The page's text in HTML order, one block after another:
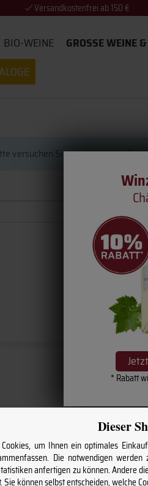
* Rabatt
Versandkostenfrei ab 150 €
BIO-WEINE GROSSE WEINE &
versuchen Sie einen anderen
über Wein &
an und profitieren
Dieser
um Ihnen ein optimales
Die notwendigen
anfertigen zu können. Andere
Sie können selbst entscheiden, welche